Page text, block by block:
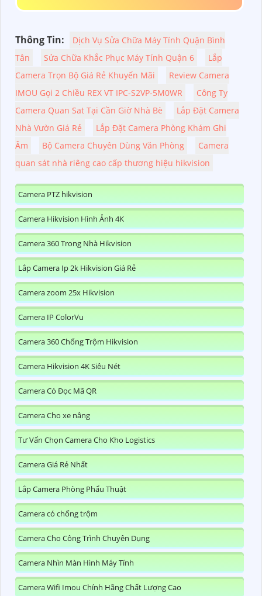
Thông Tin:
Dịch Vụ Sửa Chữa Máy Tính Quận Bình
Tân
Sửa Chữa Khắc Phục Máy Tính Quận 6
Lắp
Camera Trọn Bộ Giá Rẻ Khuyến Mãi
Review Camera
IMOU Gọi 2 Chiều REX VT IPC-S2VP-5M0WR
Công Ty
Camera Quan Sat Tại Cần Giờ Nhà Bè
Lắp Đặt Camera
Nhà Vườn Giá Rẻ
Lắp Đặt Camera Phòng Khám Ghi
Âm
Bộ Camera Chuyên Dùng Văn Phòng
Camera
quan sát nhà riêng cao cấp thương hiệu hikvision
Camera PTZ hikvision
Camera Hikvision Hình Ảnh 4K
Camera 360 Trong Nhà Hikvision
Lắp Camera Ip 2k Hikvision Giá Rẻ
Camera zoom 25x Hikvision
Camera IP ColorVu
Camera 360 Chống Trộm Hikvision
Camera Hikvision 4K Siêu Nét
Camera Có Đọc Mã QR
Camera Cho xe nâng
Tư Vấn Chọn Camera Cho Kho Logistics
Camera Giá Rẻ Nhất
Lắp Camera Phòng Phẩu Thuật
Camera có chống trộm
Camera Cho Công Trình Chuyên Dụng
Camera Nhìn Màn Hình Máy Tính
Camera Wifi Imou Chính Hãng Chất Lượng Cao